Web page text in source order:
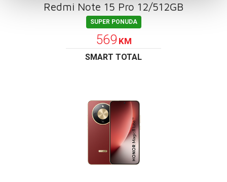
Redmi Note 15 Pro 12/512GB
SUPER PONUDA
569 KM
SMART TOTAL